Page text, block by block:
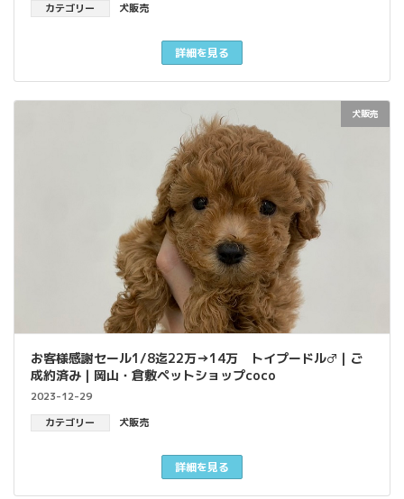
カテゴリー
犬販売
詳細を見る
犬販売
お客様感謝セール1/8迄22万→14万 トイプードル♂｜ご
成約済み｜岡山・倉敷ペットショップcoco
2023-12-29
カテゴリー
犬販売
詳細を見る